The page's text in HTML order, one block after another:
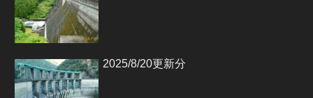
2025/8/20更新分